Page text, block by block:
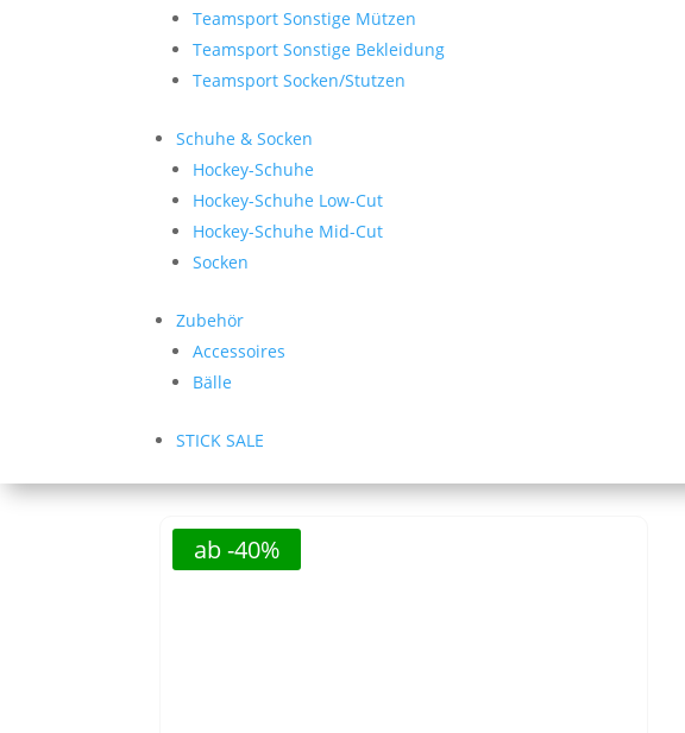
Teamsport Sonstige Mützen
Teamsport Sonstige Bekleidung
Teamsport Socken/Stutzen
Schuhe & Socken
Hockey-Schuhe
Hockey-Schuhe Low-Cut
Hockey-Schuhe Mid-Cut
Socken
Zubehör
Accessoires
Bälle
STICK SALE
ab -40%